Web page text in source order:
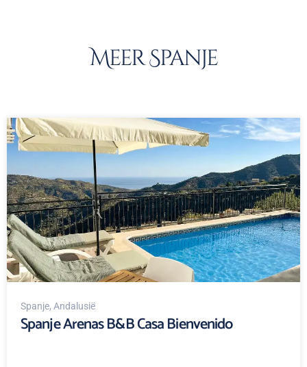
Meer Spanje
Spanje, Andalusië
Spanje Arenas B&B Casa Bienvenido